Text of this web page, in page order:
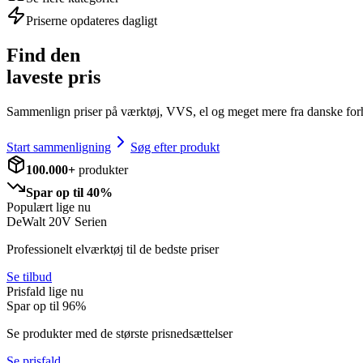
Priserne opdateres dagligt
Find den
laveste pris
Sammenlign priser på værktøj, VVS, el og meget mere fra danske
Start sammenligning
Søg efter produkt
100.000+ produkter
Spar op til 40%
Populært lige nu
DeWalt 20V Serien
Professionelt elværktøj til de bedste priser
Se tilbud
Prisfald lige nu
Spar op til 96%
Se produkter med de største prisnedsættelser